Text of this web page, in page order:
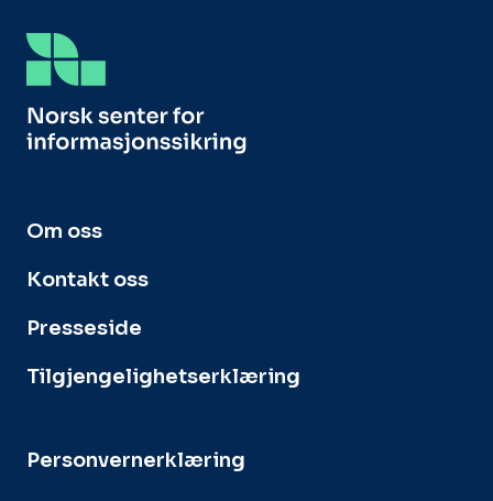
Om oss
Kontakt oss
Presseside
Tilgjengelighetserklæring
Personvernerklæring